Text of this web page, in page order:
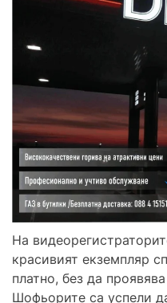
На
красивият екземпляр
платно, без да
Шофьорите са успели